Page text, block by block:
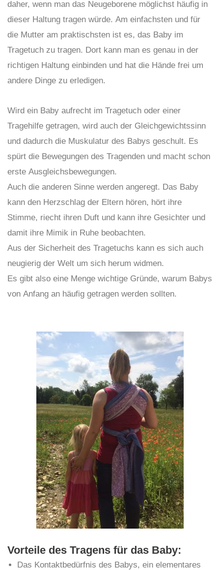
daher, wenn man das Neugeborene möglichst häufig in
dieser Haltung tragen würde. Am einfachsten und für
die Mutter am praktischsten ist es, das Baby im
Tragetuch zu tragen. Dort kann man es genau in der
richtigen Haltung einbinden und hat die Hände frei um
andere Dinge zu erledigen.
Wird ein Baby aufrecht im Tragetuch oder einer
Tragehilfe getragen, wird auch der Gleichgewichtssinn
und dadurch die Muskulatur des Babys geschult. Es
spürt die Bewegungen des Tragenden und macht schon
erste Ausgleichsbewegungen.
Auch die anderen Sinne werden angeregt. Das Baby
kann den Herzschlag der Eltern hören, hört ihre
Stimme, riecht ihren Duft und kann ihre Gesichter und
damit ihre Mimik in Ruhe beobachten.
Aus der Sicherheit des Tragetuchs kann es sich auch
neugierig der Welt um sich herum widmen.
Es gibt also eine Menge wichtige Gründe, warum Babys
von Anfang an häufig getragen werden sollten.
Vorteile des Tragens für das Baby:
Das Kontaktbedürfnis des Babys, ein elementares